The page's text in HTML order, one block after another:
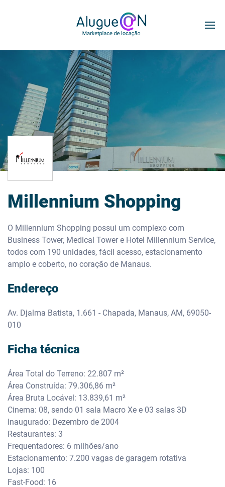
Millennium Shopping
O Millennium Shopping possui um complexo com
Business Tower, Medical Tower e Hotel Millennium Service,
todos com 190 unidades, fácil acesso, estacionamento
amplo e coberto, no coração de Manaus.
Endereço
Av. Djalma Batista, 1.661 - Chapada, Manaus, AM, 69050-
010
Ficha técnica
Área Total do Terreno: 22.807 m²
Área Construída: 79.306,86 m²
Área Bruta Locável: 13.839,61 m²
Cinema: 08, sendo 01 sala Macro Xe e 03 salas 3D
Inaugurado: Dezembro de 2004
Restaurantes: 3
Frequentadores: 6 milhões/ano
Estacionamento: 7.200 vagas de garagem rotativa
Lojas: 100
Fast-Food: 16